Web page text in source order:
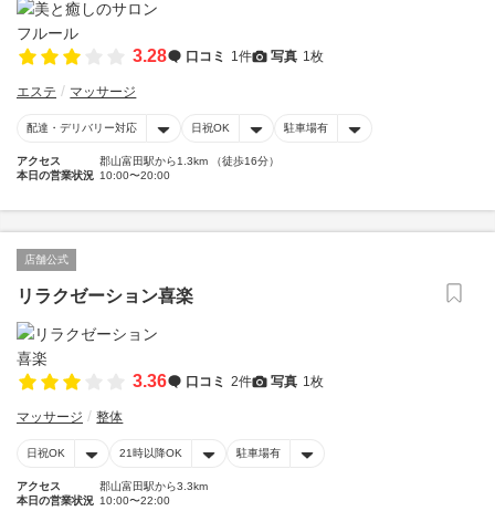
3.28 口コミ 1件 写真 1枚
エステ マッサージ
配達・デリバリー対応 日祝OK 駐車場有
アクセス
郡山富田駅から1.3km （徒歩16分）
本日の営業状況 10:00〜20:00
店舗公式
リラクゼーション喜楽
3.36 口コミ 2件 写真 1枚
マッサージ 整体
日祝OK 21時以降OK 駐車場有
アクセス
郡山富田駅から3.3km
本日の営業状況 10:00〜22:00